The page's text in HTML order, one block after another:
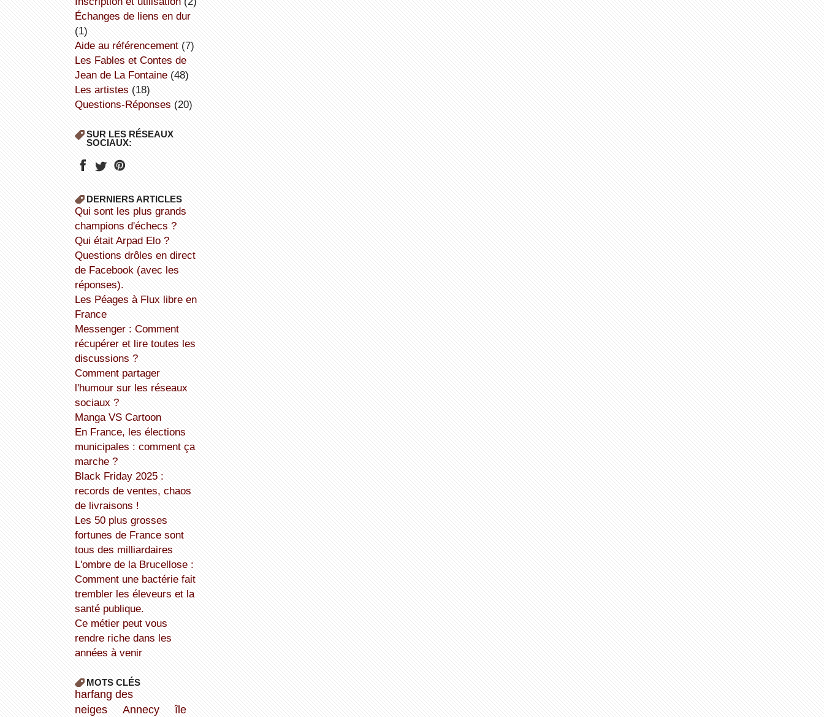
échanges de liens en dur
(1)
aide au référencement(7)
Les Fables et Contes de
Jean de La Fontaine(48)
Les artistes (18)
Questions-Réponses (20)
SUR LES RÉSEAUX
SOCIAUX:
DERNIERS ARTICLES
Qui sont les plus grands
champions d'échecs ?
Qui était Arpad Elo ?
Questions drôles en direct
de Facebook (avec les
réponses).
Les Péages à Flux libre en
France
Messenger : Comment
récupérer et lire toutes les
discussions ?
Comment partager
l'humour sur les réseaux
sociaux ?
Manga VS Cartoon
En France, les élections
municipales : comment ça
marche ?
Black Friday 2025 :
records de ventes, chaos
de livraisons !
Les 50 plus grosses
fortunes de France sont
tous des milliardaires
L'ombre de la Brucellose :
Comment une bactérie fait
trembler les éleveurs et la
santé publique.
Ce métier peut vous
rendre riche dans les
années à venir
MOTS CLÉS
harfang des
neiges
Annecy
île